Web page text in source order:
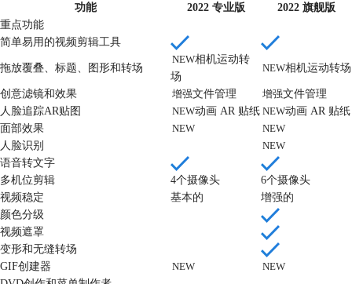
功能
2022 专业版
2022 旗舰版
重点功能
简单易用的视频剪辑工具
拖放覆叠、标题、图形和转场
NEW相机运动转
场
NEW相机运动转场
创意滤镜和效果 增强文件管理 增强文件管理
人脸追踪AR贴图
NEW动画 AR 贴纸 NEW动画 AR 贴纸
面部效果
NEW
NEW
人脸识别
NEW
语音转文字
多机位剪辑
4个摄像头
6个摄像头
视频稳定
基本的
增强的
颜色分级
视频遮罩
变形和无缝转场
GIF创建器
NEW
NEW